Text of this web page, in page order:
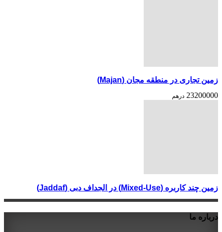
زمین تجاری در منطقه مجان (Majan)
23200000 درهم
زمین چند کاربره (Mixed-Use) در الجداف دبی (Jaddaf)
درباره ما